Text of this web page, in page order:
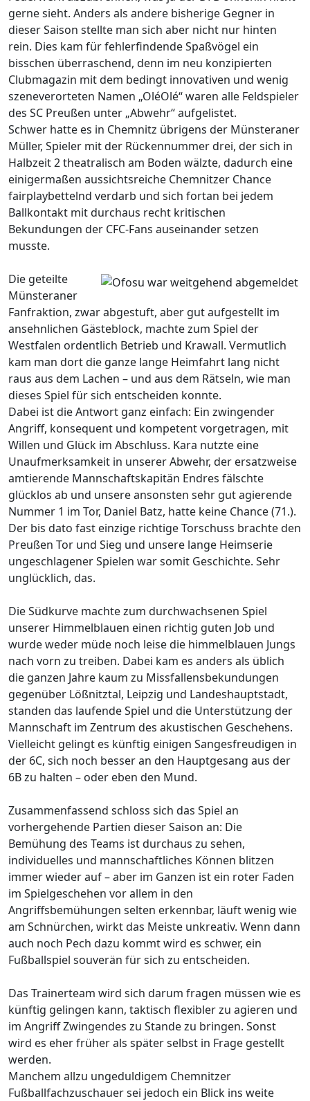
gerne sieht. Anders als andere bisherige Gegner in
dieser Saison stellte man sich aber nicht nur hinten
rein. Dies kam für fehlerfindende Spaßvögel ein
bisschen überraschend, denn im neu konzipierten
Clubmagazin mit dem bedingt innovativen und wenig
szeneverorteten Namen „OléOlé“ waren alle Feldspieler
des SC Preußen unter „Abwehr“ aufgelistet.
Schwer hatte es in Chemnitz übrigens der Münsteraner
Müller, Spieler mit der Rückennummer drei, der sich in
Halbzeit 2 theatralisch am Boden wälzte, dadurch eine
einigermaßen aussichtsreiche Chemnitzer Chance
fairplaybettelnd verdarb und sich fortan bei jedem
Ballkontakt mit durchaus recht kritischen
Bekundungen der CFC-Fans auseinander setzen
musste.
Die geteilte
Münsteraner
Fanfraktion, zwar abgestuft, aber gut aufgestellt im
ansehnlichen Gästeblock, machte zum Spiel der
Westfalen ordentlich Betrieb und Krawall. Vermutlich
kam man dort die ganze lange Heimfahrt lang nicht
raus aus dem Lachen – und aus dem Rätseln, wie man
dieses Spiel für sich entscheiden konnte.
Dabei ist die Antwort ganz einfach: Ein zwingender
Angriff, konsequent und kompetent vorgetragen, mit
Willen und Glück im Abschluss. Kara nutzte eine
Unaufmerksamkeit in unserer Abwehr, der ersatzweise
amtierende Mannschaftskapitän Endres fälschte
glücklos ab und unsere ansonsten sehr gut agierende
Nummer 1 im Tor, Daniel Batz, hatte keine Chance (71.).
Der bis dato fast einzige richtige Torschuss brachte den
Preußen Tor und Sieg und unsere lange Heimserie
ungeschlagener Spielen war somit Geschichte. Sehr
unglücklich, das.
Die Südkurve machte zum durchwachsenen Spiel
unserer Himmelblauen einen richtig guten Job und
wurde weder müde noch leise die himmelblauen Jungs
nach vorn zu treiben. Dabei kam es anders als üblich
die ganzen Jahre kaum zu Missfallensbekundungen
gegenüber Lößnitztal, Leipzig und Landeshauptstadt,
standen das laufende Spiel und die Unterstützung der
Mannschaft im Zentrum des akustischen Geschehens.
Vielleicht gelingt es künftig einigen Sangesfreudigen in
der 6C, sich noch besser an den Hauptgesang aus der
6B zu halten – oder eben den Mund.
Zusammenfassend schloss sich das Spiel an
vorhergehende Partien dieser Saison an: Die
Bemühung des Teams ist durchaus zu sehen,
individuelles und mannschaftliches Können blitzen
immer wieder auf – aber im Ganzen ist ein roter Faden
im Spielgeschehen vor allem in den
Angriffsbemühungen selten erkennbar, läuft wenig wie
am Schnürchen, wirkt das Meiste unkreativ. Wenn dann
auch noch Pech dazu kommt wird es schwer, ein
Fußballspiel souverän für sich zu entscheiden.
Das Trainerteam wird sich darum fragen müssen wie es
künftig gelingen kann, taktisch flexibler zu agieren und
im Angriff Zwingendes zu Stande zu bringen. Sonst
wird es eher früher als später selbst in Frage gestellt
werden.
Manchem allzu ungeduldigem Chemnitzer
Fußballfachzuschauer sei jedoch ein Blick ins weite